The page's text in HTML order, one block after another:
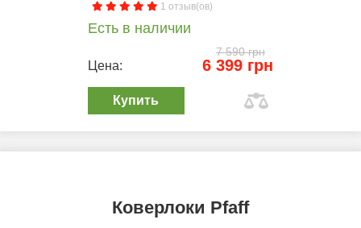
1 отзыв(ов)
Есть в наличии
7 590 грн
Цена: 6 399 грн
Купить
Коверлоки Pfaff